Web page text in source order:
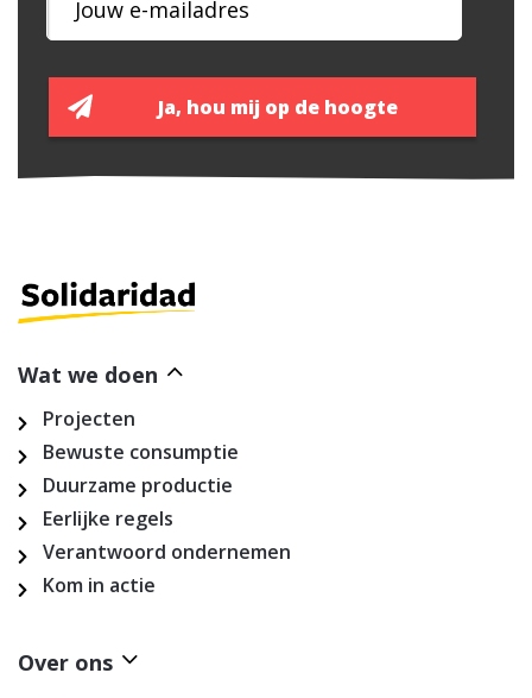
Wat we doen
Projecten
Bewuste consumptie
Duurzame productie
Eerlijke regels
Verantwoord ondernemen
Kom in actie
Over ons